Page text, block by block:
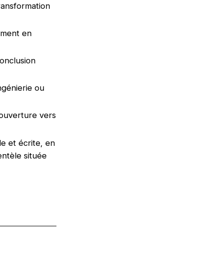
en
ou
vers
et écrite, en
située